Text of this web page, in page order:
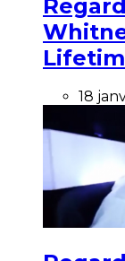
18